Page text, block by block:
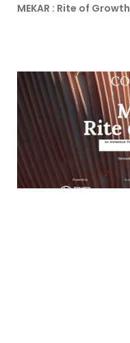
MEKAR : Rite of Growth